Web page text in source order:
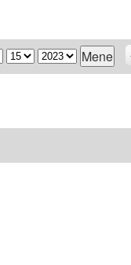
PäiväVuosi